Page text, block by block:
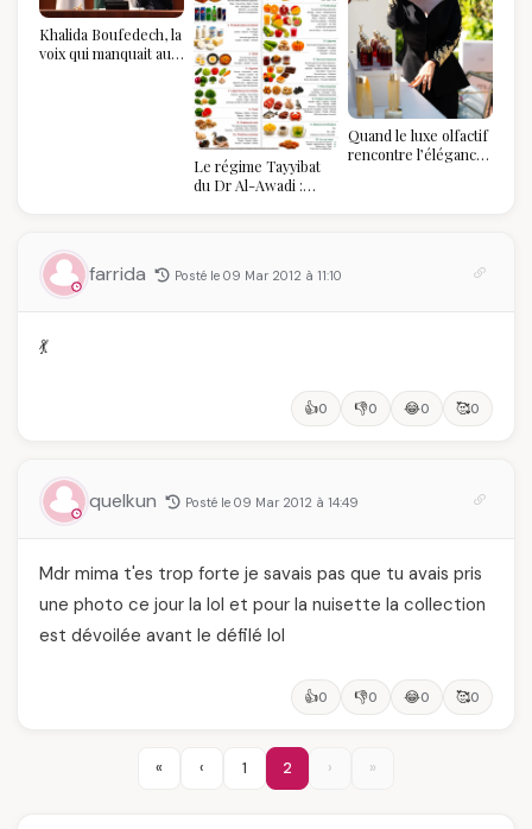
Khalida Boufedech, la
voix qui manquait au
Le régime Tayyibat
du Dr Al-Awadi :
vraiment savoir
Quand le luxe olfactif
rencontre l’élégance
farrida Posté le 09 Mar 2012 à 11:10
💃
👍0 👎0 😂0 🥰0
quelkun Posté le 09 Mar 2012 à 14:49
Mdr mima t'es trop forte je savais pas que tu avais pris
une photo ce jour la lol et pour la nuisette la collection
est dévoilée avant le défilé lol
👍0 👎0 😂0 🥰0
« ‹ 1 2 › »